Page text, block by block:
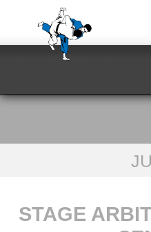
Stage
STAGE
Panneau de gestion des